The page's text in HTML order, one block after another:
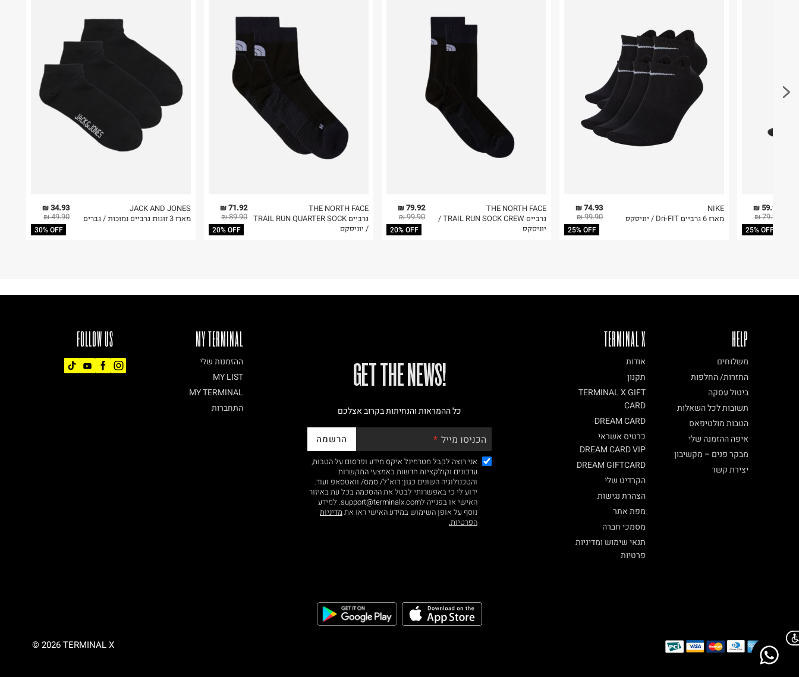
34.93 ₪
49.90 ₪
30% OFF
JACK AND JONES
מארז 3 זוגות גרביים נמוכות / גברים
71.92 ₪
89.90 ₪
20% OFF
THE NORTH FACE
גרביים TRAIL RUN QUARTER SOCK
/ יוניסקס
79.92 ₪
99.90 ₪
20% OFF
THE NORTH FACE
גרביים TRAIL RUN SOCK CREW /
יוניסקס
74.93 ₪
99.90 ₪
25% OFF
NIKE
מארז 6 גרביים Dri-FIT / יוניסקס
59.93 ₪
79.90 ₪
25% OFF
FOLLOW US MY TERMINAL
ההזמנות שלי
MY LIST
MY TERMINAL
התחברות
!GET THE NEWS
כל ההמראות והנחיתות בקרוב אצלכם
הכניסו מייל הרשמה
אני רוצה לקבל מטרמינל איקס מידע ופרסום על הטבות,
עדכונים וקולקציות חדשות באמצעי התקשרות
והטכנולוגיה השונים כגון: דוא"ל/ סמס/ וואטסאפ ועוד.
ידוע לי כי באפשרותי לבטל את ההסכמה בכל עת באיזור
האישי או בפנייה לsupport@terminalx.com. למידע
נוסף על אופן השימוש במידע האישי ראו את מדיניות
הפרטיות.
TERMINAL X
אודות
תקנון
TERMINAL X GIFT
CARD
DREAM CARD
כרטיס אשראי
DREAM CARD VIP
DREAM GIFTCARD
הקרדיט שלי
הצהרת נגישות
מפת אתר
מסמכי חברה
תנאי שימוש ומדיניות
פרטיות
HELP
משלוחים
החזרות/ החלפות
ביטול עסקה
תשובות לכל השאלות
הטבות מולטיפאס
איפה ההזמנה שלי
מבקר פנים – מקשיבון
יצירת קשר
© 2026 TERMINAL X
Chat on WhatsApp